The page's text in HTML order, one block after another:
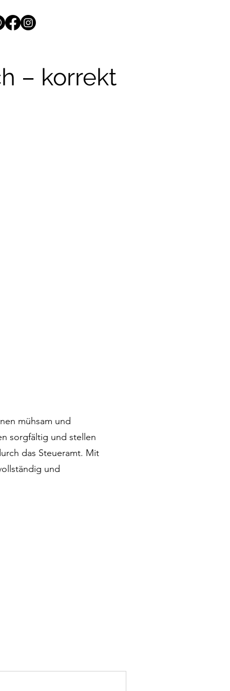
– korrekt
mühsam und
sorgfältig und stellen
das Steueramt. Mit
und